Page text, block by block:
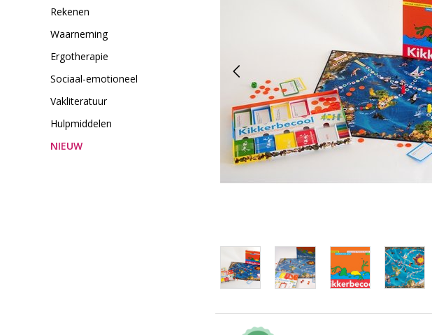
Rekenen
Waarneming
Ergotherapie
Sociaal-emotioneel
Vakliteratuur
Hulpmiddelen
NIEUW